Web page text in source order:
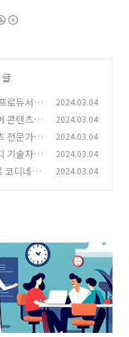
로듀서
2024.03.04
콘텐츠
2024.03.04
전문가 2024.03.04
기술자 2024.03.04
코디네이
2024.03.04